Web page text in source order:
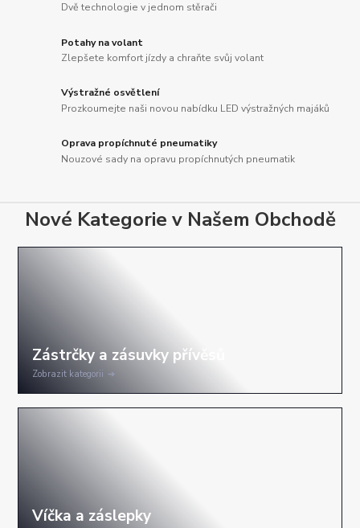
Dvě technologie v jednom stěrači
Potahy na volant
Zlepšete komfort jízdy a chraňte svůj volant
Výstražné osvětlení
Prozkoumejte naši novou nabídku LED výstražných majáků
Oprava propíchnuté pneumatiky
Nouzové sady na opravu propíchnutých pneumatik
Nové Kategorie v Našem Obchodě
Zobrazit kategorii